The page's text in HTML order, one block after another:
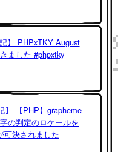
】 PHPxTKY August
ました #phpxtky
】 【PHP】grapheme
の判定のロケールを
可決されました